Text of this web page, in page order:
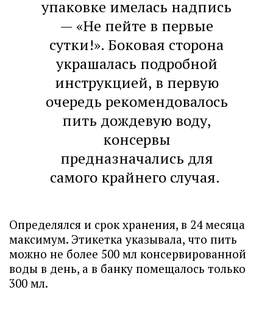
упаковке имелась надпись
— «Не пейте в первые
сутки!». Боковая сторона
украшалась подробной
инструкцией, в первую
очередь рекомендовалось
пить дождевую воду,
консервы
предназначались для
самого крайнего случая.
Определялся и срок хранения, в 24 месяца
максимум. Этикетка указывала, что пить
можно не более 500 мл консервированной
воды в день, а в банку помещалось только
300 мл.